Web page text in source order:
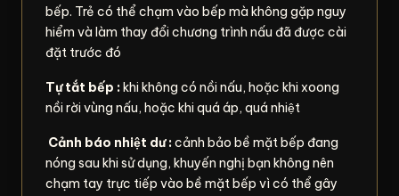
bếp. Trẻ có thể chạm vào bếp mà không gặp nguy
hiểm và làm thay đổi chương trình nấu đã được cài
đặt trước đó
Tự tắt bếp :khi không có nồi nấu, hoặc khi xoong
nồi rời vùng nấu, hoặc khi quá áp, quá nhiệt
Cảnh báo nhiệt dư :cảnh bảo bề mặt bếp đang
nóng sau khi sử dụng, khuyến nghị bạn không nên
chạm tay trực tiếp vào bề mặt bếp vì có thể gây